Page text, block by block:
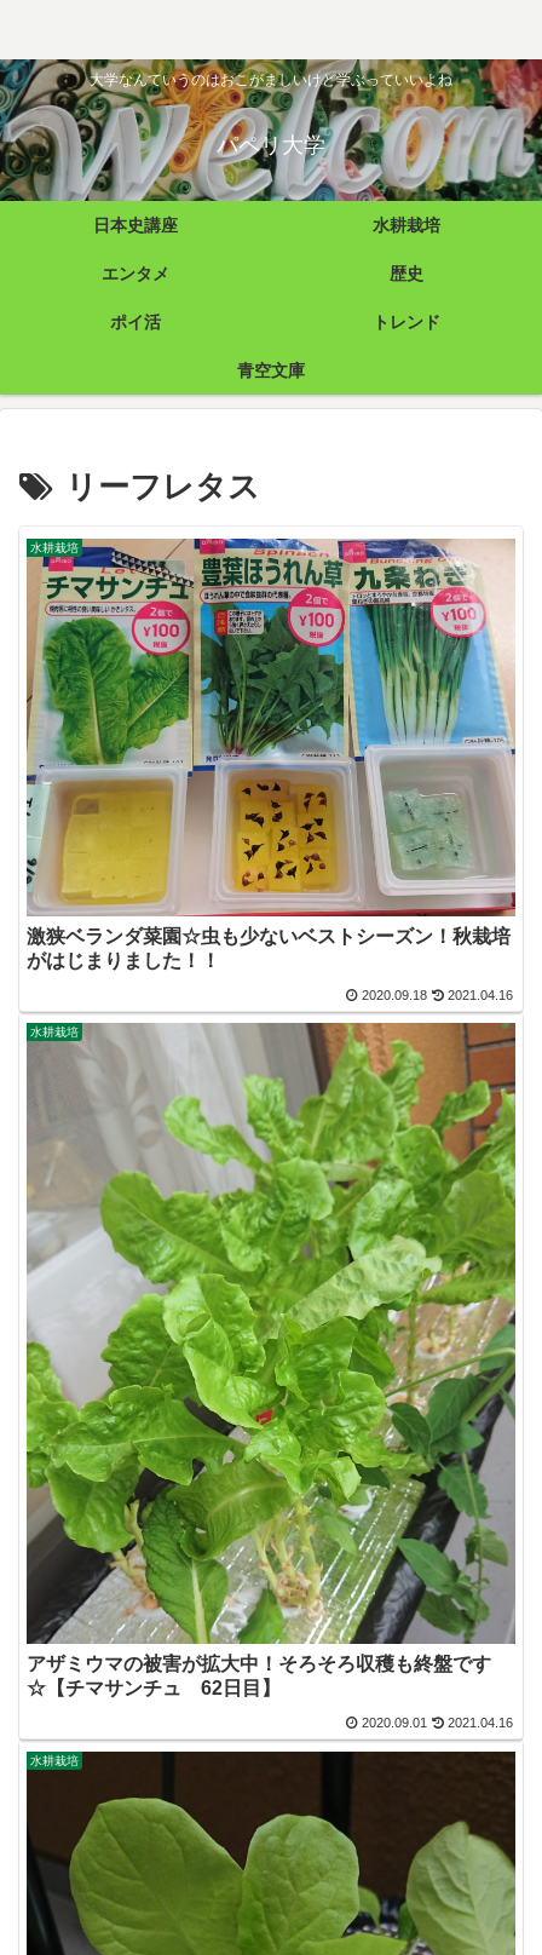
大学なんていうのはおこがましいけど学ぶっていいよね
パペリ大学
日本史講座 水耕栽培
エンタメ 歴史
ポイ活 トレンド
青空文庫
リーフレタス
水耕栽培
激狭ベランダ菜園☆虫も少ないベストシーズン！秋栽培
がはじまりました！！
2020.09.18 2021.04.16
水耕栽培
アザミウマの被害が拡大中！そろそろ収穫も終盤です
☆【チマサンチュ 62日目】
2020.09.01 2021.04.16
水耕栽培